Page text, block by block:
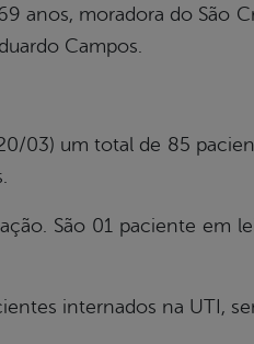
anos, moradora do São
Campos.
03) um total de 85
São 01 paciente em
internados na UTI,